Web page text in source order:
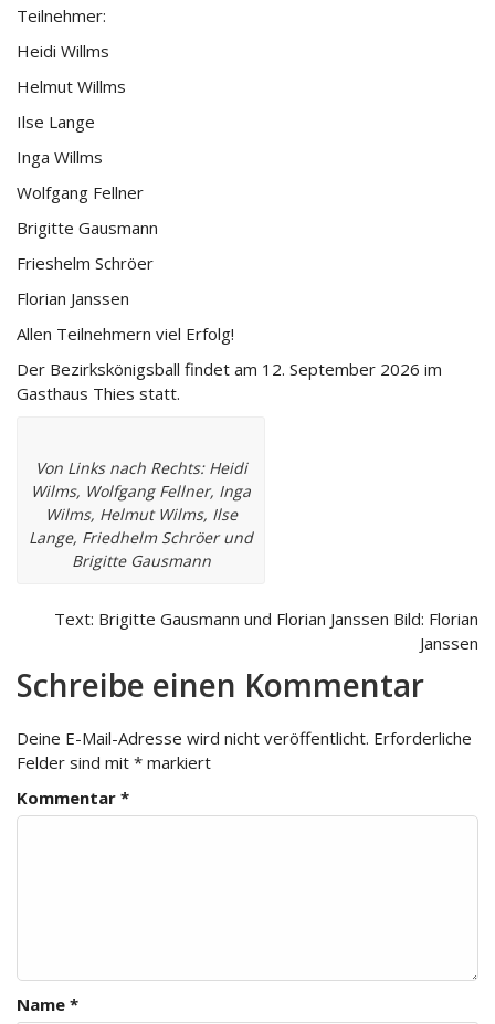
Teilnehmer:
Heidi Willms
Helmut Willms
Ilse Lange
Inga Willms
Wolfgang Fellner
Brigitte Gausmann
Frieshelm Schröer
Florian Janssen
Allen Teilnehmern viel Erfolg!
Der Bezirkskönigsball findet am 12. September 2026 im
Gasthaus Thies statt.
Von Links nach Rechts: Heidi
Wilms, Wolfgang Fellner, Inga
Wilms, Helmut Wilms, Ilse
Lange, Friedhelm Schröer und
Brigitte Gausmann
Text: Brigitte Gausmann und Florian Janssen Bild: Florian
Janssen
Schreibe einen Kommentar
Deine E-Mail-Adresse wird nicht veröffentlicht. Erforderliche
Felder sind mit * markiert
Kommentar *
Name *